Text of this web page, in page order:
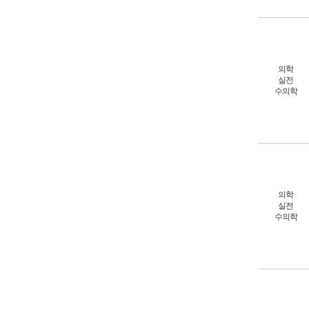
의학
실전
수의학
의학
실전
수의학